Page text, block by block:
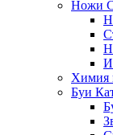
Ножи
Химия
Буи